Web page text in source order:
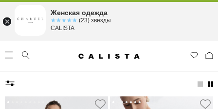
Женская одежда
☆☆☆☆☆
★★★★★ (23) звезды
CALISTA